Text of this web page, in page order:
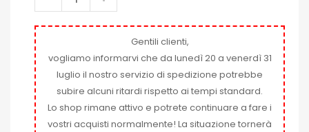
Gentili clienti,
vogliamo informarvi che da lunedì 20 a venerdì 31
luglio il nostro servizio di spedizione potrebbe
subire alcuni ritardi rispetto ai tempi standard.
Lo shop rimane attivo e potrete continuare a fare i
vostri acquisti normalmente! La situazione tornerà